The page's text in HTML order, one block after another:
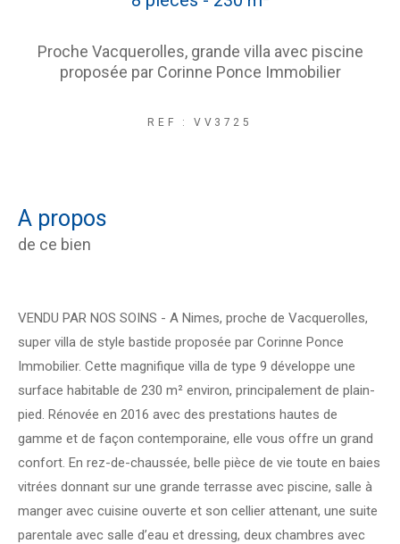
Proche Vacquerolles, grande villa avec piscine
proposée par Corinne Ponce Immobilier
REF : VV3725
a propos
de ce bien
VENDU PAR NOS SOINS - A Nimes, proche de Vacquerolles,
super villa de style bastide proposée par Corinne Ponce
Immobilier. Cette magnifique villa de type 9 développe une
surface habitable de 230 m² environ, principalement de plain-
pied. Rénovée en 2016 avec des prestations hautes de
gamme et de façon contemporaine, elle vous offre un grand
confort. En rez-de-chaussée, belle pièce de vie toute en baies
vitrées donnant sur une grande terrasse avec piscine, salle à
manger avec cuisine ouverte et son cellier attenant, une suite
parentale avec salle d’eau et dressing, deux chambres avec